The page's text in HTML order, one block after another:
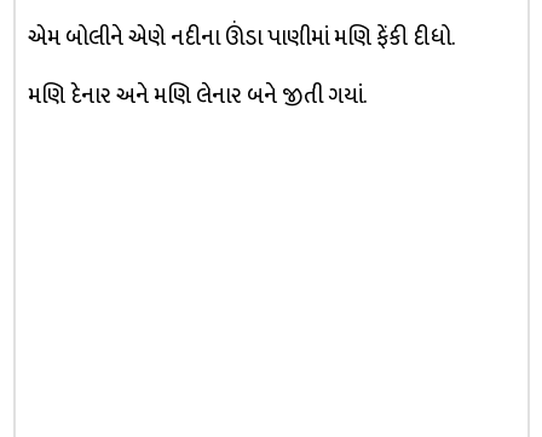
એમ બોલીને એણે નદીના ઊંડા પાણીમાં મણિ ફેંકી દીધો.
મણિ દેનાર અને મણિ લેનાર બને જીતી ગયાં.